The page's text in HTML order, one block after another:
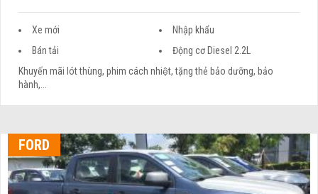
Xe mới
Nhập khẩu
Bán tải
Động cơ Diesel 2.2L
Khuyến mãi lót thùng, phim cách nhiệt, tặng thẻ bảo dưỡng, bảo
hành,...
FORD